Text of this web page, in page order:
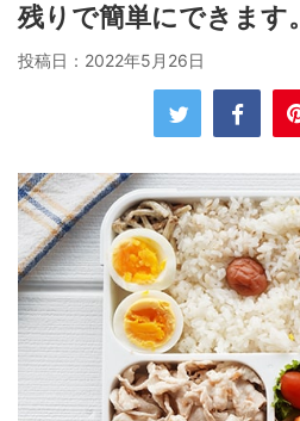
残りで簡単にできます。
投稿日： 2022年5月26日